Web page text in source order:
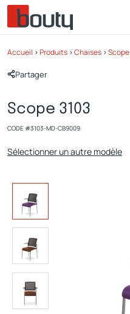
Accueil >Produits >Chaises >Scope
Partager
Scope 3103
CODE #3103-MD-CB9009
Sélectionner un autre modèle